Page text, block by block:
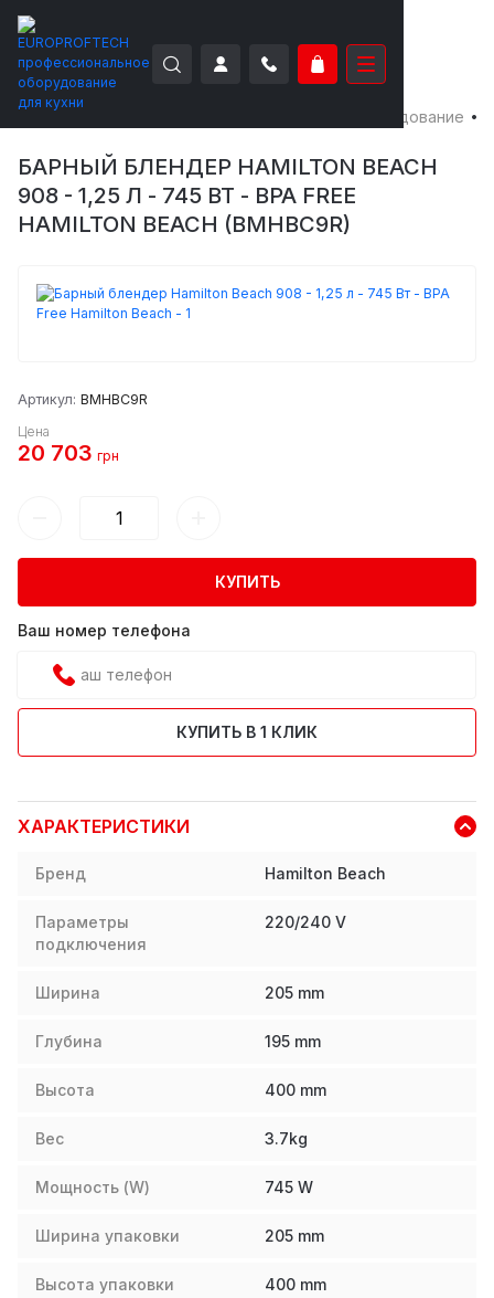
EUROPROFTECH Электро-механическое оборудование
БАРНЫЙ БЛЕНДЕР HAMILTON BEACH
908 - 1,25 Л - 745 ВТ - BPA FREE
HAMILTON BEACH (BMHBC9R)
Артикул: BMHBC9R
Цена
20 703 грн
КУПИТЬ
Ваш номер телефона
КУПИТЬ В 1 КЛИК
ХАРАКТЕРИСТИКИ
Бренд Hamilton Beach
Параметры
подключения
220/240 V
Ширина 205 mm
Глубина 195 mm
Высота 400 mm
Вес 3.7kg
Мощность (W) 745 W
Ширина упаковки 205 mm
Высота упаковки 400 mm